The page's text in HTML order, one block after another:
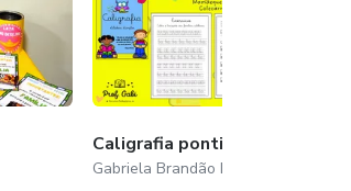
Caligrafia pontilhada
Gabriela Brandão Lopes